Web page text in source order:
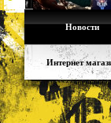
Новости
Интернет